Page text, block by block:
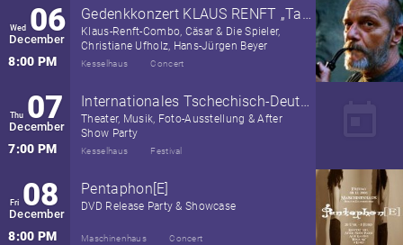
Wed 06
December
8:00 PM
Gedenkkonzert KLAUS RENFT „Tanzt auf meinem Grab!“
Klaus-Renft-Combo, Cäsar & Die Spieler,
Christiane Ufholz, Hans-Jürgen Beyer
Kesselhaus Concert
Thu 07
December
7:00 PM
Internationales Tschechisch-Deutsch-Jüdisches Kulturfestival „Neun Tore“ in Berlin
Theater, Musik, Foto-Ausstellung & After
Show Party
Kesselhaus Festival
Fri 08
December
8:00 PM
Pentaphon[E]
DVD Release Party & Showcase
Maschinenhaus Concert